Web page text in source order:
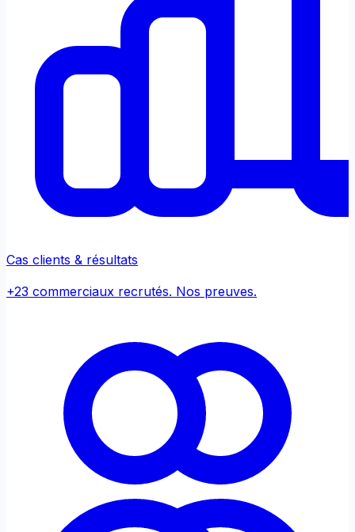
Cas clients & résultats
+23 commerciaux recrutés. Nos preuves.